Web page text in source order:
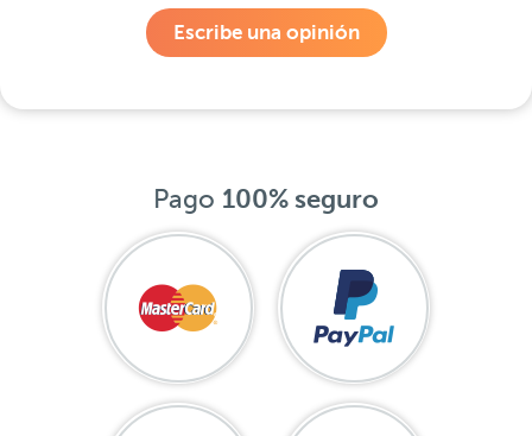
Escribe una opinión
Pago 100% seguro